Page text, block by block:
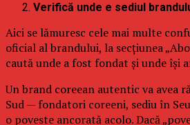
Verifică unde e sediul
Aici se lămuresc cele mai multe
oficial al brandului, la secțiunea
caută unde a fost fondat și unde își
Un brand coreean autentic va avea
Sud — fondatori coreeni, sediu în
o poveste ancorată acolo. Dacă